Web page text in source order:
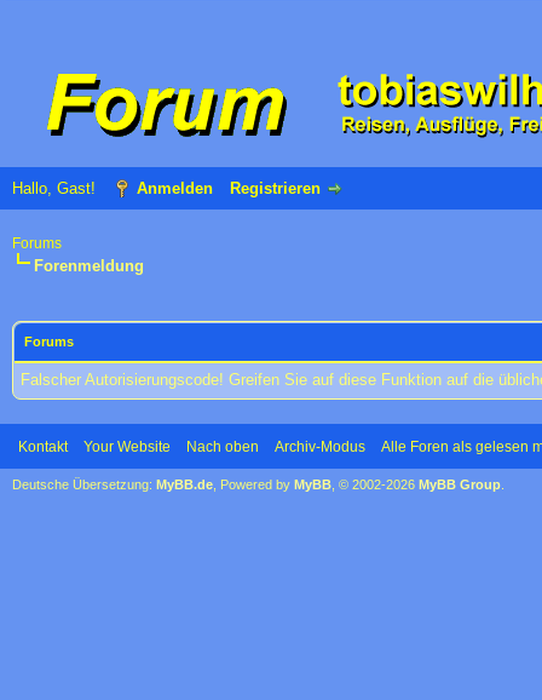
Hallo, Gast! Anmelden Registrieren
Forums
Forenmeldung
Forums
Falscher Autorisierungscode! Greifen Sie auf diese Funktion auf die
Kontakt Your Website Nach oben Archiv-Modus Alle Foren als gelesen
Deutsche Übersetzung: MyBB.de , Powered by MyBB , © 2002-2026 MyBB Group